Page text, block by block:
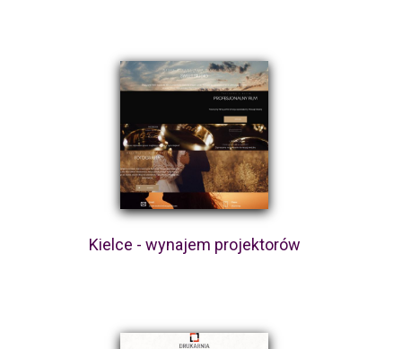
Kielce - wynajem projektorów